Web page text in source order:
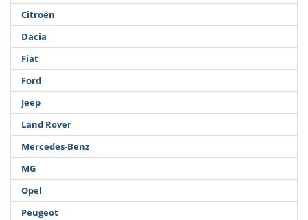
Citroën
Dacia
Fiat
Ford
Jeep
Land Rover
Mercedes-Benz
MG
Opel
Peugeot